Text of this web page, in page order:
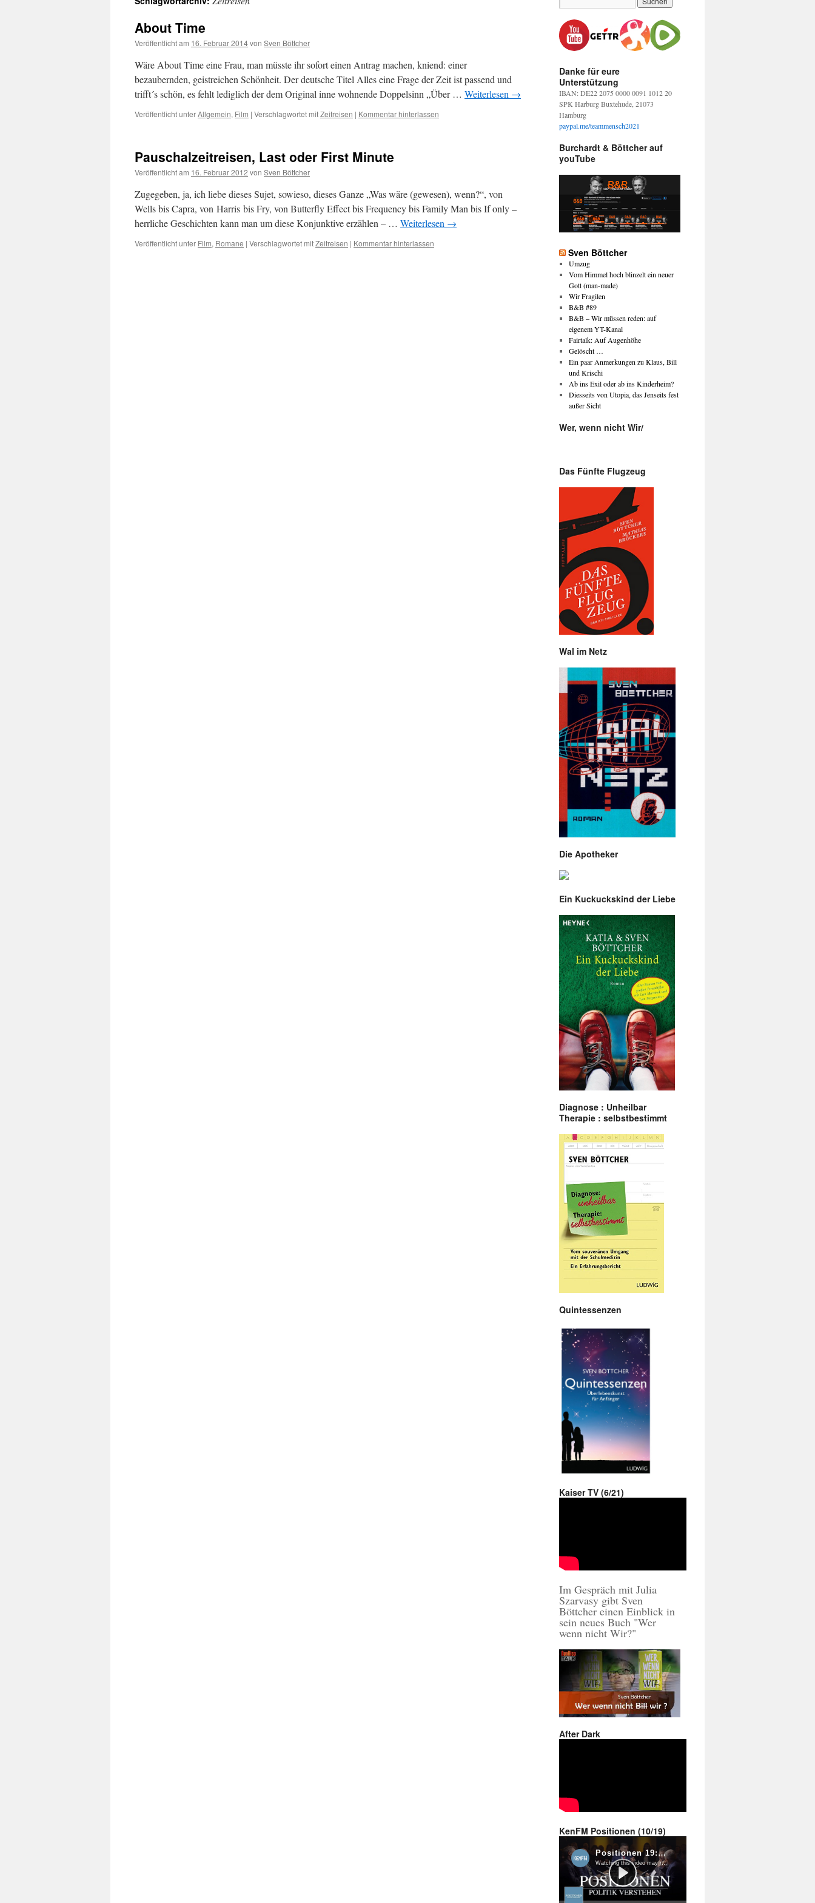
About Time
Veröffentlicht am 16. Februar 2014von Sven Böttcher
Wäre About Time eine Frau, man müsste ihr sofort einen Antrag machen, kniend: einer
bezaubernden, geistreichen Schönheit. Der deutsche Titel Alles eine Frage der Zeit ist passend und
trifft´s schön, es fehlt lediglich der dem Original inne wohnende Doppelsinn „Über … Weiterlesen →
Veröffentlicht unterAllgemein, Film | Verschlagwortet mitZeitreisen | Kommentar hinterlassen
Pauschalzeitreisen, Last oder First Minute
Veröffentlicht am 16. Februar 2012 von Sven Böttcher
Zugegeben, ja, ich liebe dieses Sujet, sowieso, dieses Ganze „Was wäre (gewesen), wenn?“, von
Wells bis Capra, von Harris bis Fry, von Butterfly Effect bis Frequency bis Family Man bis If only –
herrliche Geschichten kann man um diese Konjunktive erzählen – … Weiterlesen →
Veröffentlicht unter Film, Romane | Verschlagwortet mitZeitreisen | Kommentar hinterlassen
Danke für eure
Unterstützung
IBAN: DE22 2075 0000 0091 1012 20
SPK Harburg Buxtehude, 21073
Hamburg
paypal.me/teammensch2021
Burchardt & Böttcher auf
youTube
Sven Böttcher
Umzug
Vom Himmel hoch blinzelt ein neuer
Gott (man-made)
Wir Fragilen
B&B #89
B&B – Wir müssen reden: auf
eigenem YT-Kanal
Fairtalk: Auf Augenhöhe
Gelöscht …
Ein paar Anmerkungen zu Klaus, Bill
und Krischi
Ab ins Exil oder ab ins Kinderheim?
Diesseits von Utopia, das Jenseits fest
außer Sicht
Wer, wenn nicht Wir/
Das Fünfte Flugzeug
Wal im Netz
Die Apotheker
Ein Kuckuckskind der Liebe
Diagnose : Unheilbar
Therapie : selbstbestimmt
Quintessenzen
Kaiser TV (6/21)
Im Gespräch mit Julia
Szarvasy gibt Sven
Böttcher einen Einblick in
sein neues Buch "Wer
wenn nicht Wir?"
After Dark
KenFM Positionen (10/19)